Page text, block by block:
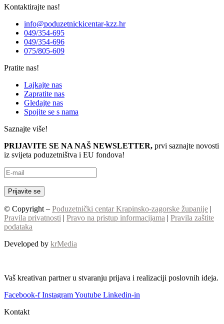
Kontaktirajte nas!
info@poduzetnickicentar-kzz.hr
049/354-695
049/354-696
075/805-609
Pratite nas!
Lajkajte nas
Zapratite nas
Gledajte nas
Spojite se s nama
Saznajte više!
PRIJAVITE SE NA NAŠ NEWSLETTER, prvi saznajte novosti
iz svijeta poduzetništva i EU fondova!
© Copyright – Poduzetnički centar Krapinsko-zagorske županije |
Pravila privatnosti | Pravo na pristup informacijama | Pravila zaštite
podataka
Developed by krMedia
Vaš kreativan partner u stvaranju prijava i realizaciji poslovnih ideja.
Facebook-f InstagramYoutube Linkedin-in
Kontakt